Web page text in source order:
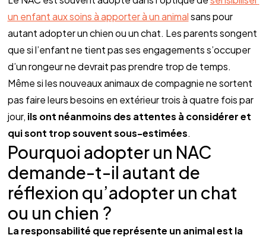
un enfant aux soins à apporter à un animal sans pour
autant adopter un chien ou un chat. Les parents songent
que si l’enfant ne tient pas ses engagements s’occuper
d’un rongeur ne devrait pas prendre trop de temps.
Même si les nouveaux animaux de compagnie ne sortent
pas faire leurs besoins en extérieur trois à quatre fois par
jour, ils ont néanmoins des attentes à considérer et
qui sont trop souvent sous-estimées.
Pourquoi adopter un NAC
demande-t-il autant de
réflexion qu’adopter un chat
ou un chien ?
La responsabilité que représente un animal est la